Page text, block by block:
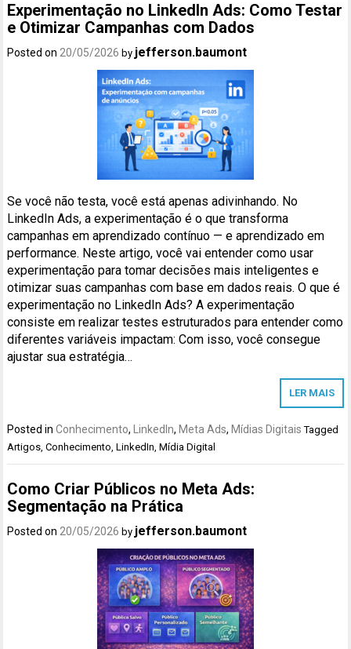
Experimentação no LinkedIn Ads: Como Testar
e Otimizar Campanhas com Dados
Posted on20/05/2026 by jefferson.baumont
Se você não testa, você está apenas adivinhando. No
LinkedIn Ads, a experimentação é o que transforma
campanhas em aprendizado contínuo — e aprendizado em
performance. Neste artigo, você vai entender como usar
experimentação para tomar decisões mais inteligentes e
otimizar suas campanhas com base em dados reais. O que é
experimentação no LinkedIn Ads? A experimentação
consiste em realizar testes estruturados para entender como
diferentes variáveis impactam: Com isso, você consegue
ajustar sua estratégia…
LER MAIS
Posted inConhecimento, LinkedIn, Meta Ads, Mídias Digitais Tagged
Artigos,Conhecimento,LinkedIn,Mídia Digital
Como Criar Públicos no Meta Ads:
Segmentação na Prática
Posted on 20/05/2026 by jefferson.baumont